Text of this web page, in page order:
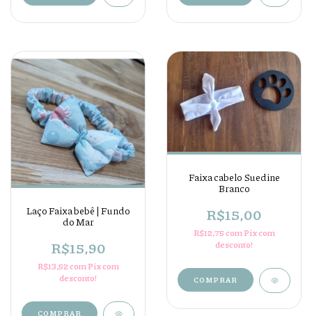
Laço Faixa bebê | Fundo
do Mar
R$15,90
R$13,52comPix com
desconto!
Faixa cabelo Suedine
Branco
R$15,00
R$12,75comPix com
desconto!